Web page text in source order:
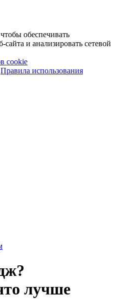
обеспечивать
и анализировать сетевой
cookie
Правила использования
лучше